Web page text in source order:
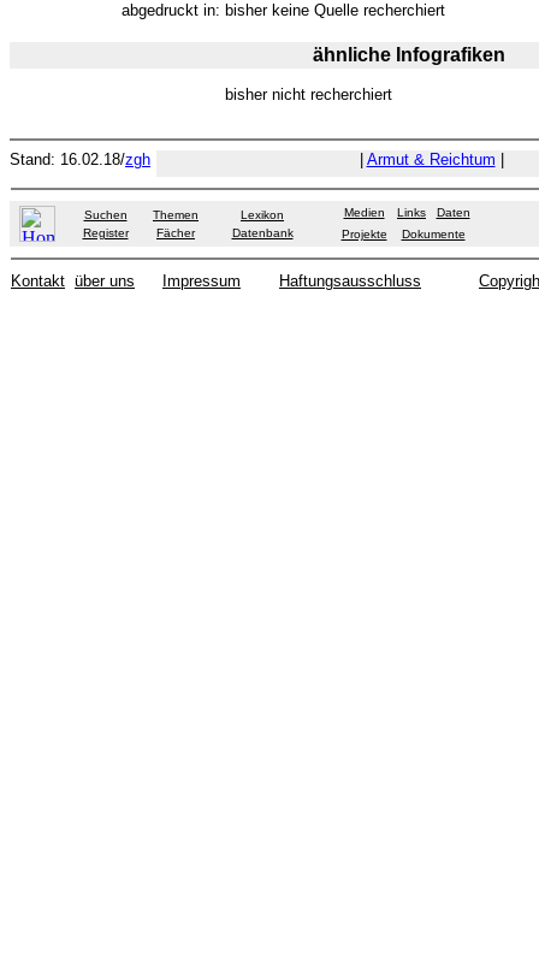
abgedruckt in: bisher keine Quelle recherchiert
ähnliche Infografiken
bisher nicht recherchiert
Stand: 16.02.18/zgh Armut & Reichtum
Suchen Themen
Lexikon
Register
Fächer Datenbank
Medien Links
Daten
Projekte
Dokumente
Kontakt über uns Impressum Haftungsausschluss